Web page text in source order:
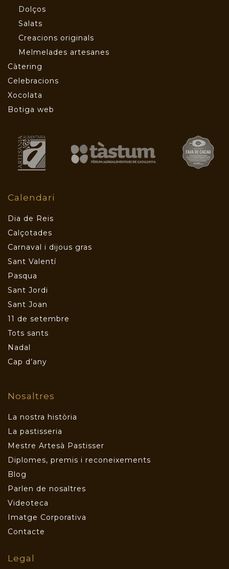
Dolços
Salats
Creacions originals
Melmelades artesanes
Càtering
Celebracions
Xocolata
Botiga web
Calendari
Dia de Reis
Calçotades
Carnaval i dijous gras
Sant Valentí
Pasqua
Sant Jordi
Sant Joan
11 de setembre
Tots sants
Nadal
Cap d’any
Nosaltres
La nostra història
La pastisseria
Mestre Artesà Pastisser
Diplomes, premis i reconeixements
Blog
Parlen de nosaltres
Videoteca
Imatge Corporativa
Contacte
Legal